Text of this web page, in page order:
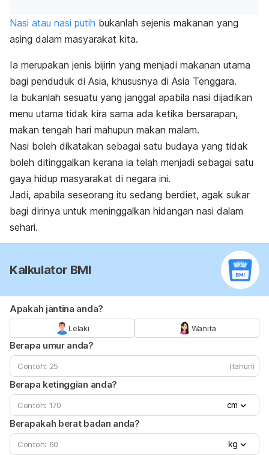
Nasi atau nasi putih bukanlah sejenis makanan yang
asing dalam masyarakat kita.
Ia merupakan jenis bijirin yang menjadi makanan utama
bagi penduduk di Asia, khususnya di Asia Tenggara.
Ia bukanlah sesuatu yang janggal apabila nasi dijadikan
menu utama tidak kira sama ada ketika bersarapan,
makan tengah hari mahupun makan malam.
Nasi boleh dikatakan sebagai satu budaya yang tidak
boleh ditinggalkan kerana ia telah menjadi sebagai satu
gaya hidup masyarakat di negara ini.
Jadi, apabila seseorang itu sedang berdiet, agak sukar
bagi dirinya untuk meninggalkan hidangan nasi dalam
sehari.
Kalkulator BMI
Apakah jantina anda?
Lelaki Wanita
Berapa umur anda?
(tahun)
Berapa ketinggian anda?
cm
Berapakah berat badan anda?
kg